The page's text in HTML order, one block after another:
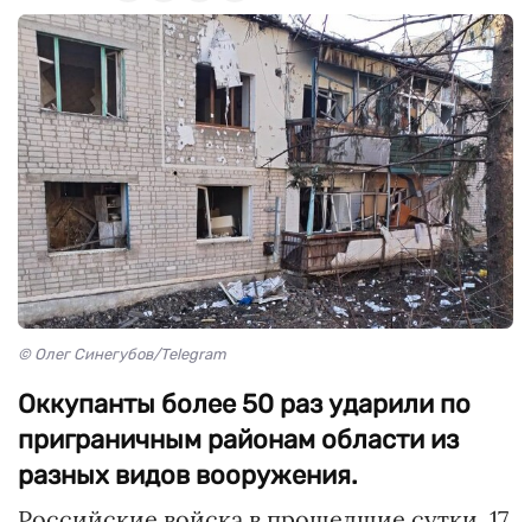
© Олег Синегубов/Telegram
Оккупанты более 50 раз ударили по
приграничным районам области из
разных видов вооружения.